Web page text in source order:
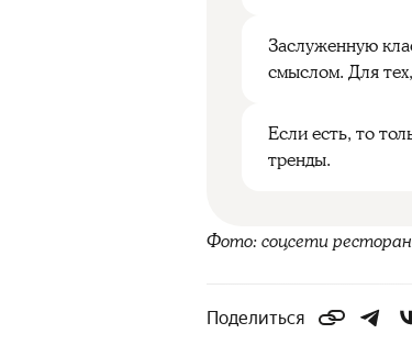
Заслуженную
смыслом. Для
Если есть, то
тренды.
Фото: соцсети
Поделиться